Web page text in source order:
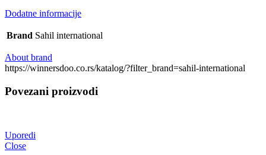
Dodatne informacije
Brand Sahil international
About brand
https://winnersdoo.co.rs/katalog/?filter_brand=sahil-international
Povezani proizvodi
Uporedi
Close